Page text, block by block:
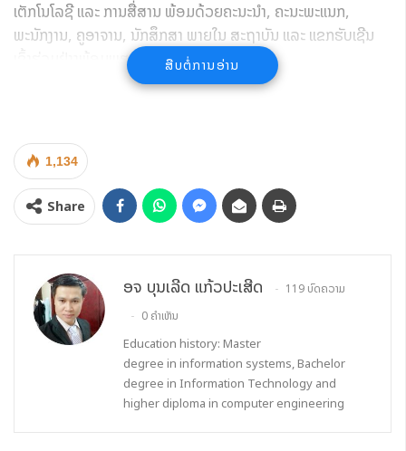
ເຕັກໂນໂລຊີ ແລະ ການສື່ສານ ພ້ອມດ້ວຍຄະນະນໍາ, ຄະນະພະແນກ,
ພະນັກງານ, ຄູອາຈານ, ນັກສຶກສາ ພາຍໃນ ສະຖາບັນ ແລະ ແຂກຮັບເຊີນ
ເຂົ້າຮ່ວມຢ່າງພ້ອມພຽງ.
ໂອກາດດັ່ງກ່າວ, ໄດ້ຮັບຊົມການສະແດງສິນລະປະບົດຟ້ອນ, ບົດເພັງ
ອວຍພອນຄູ ຂອງນ້ອງນັກສຶກສາ, ຮັບຊົມວິດີໂອເລົ່າປະຫວັດຫຍໍ້ຂອງ
ນາຍຄູຄໍາ,ການກຳເນີດວັນຄູ ແລະ ຄວາມເປັນມາຂອງວັນຄູແຫ່ງຊາດວັນທີ
ສືບຕໍ່ການອ່ານ
1,134
Share
ອຈ ບຸນເລີດ ແກ້ວປະເສີດ
119 ບົດຄວາມ
0 ຄຳເຫັນ
Education history: Master
degree in information systems, Bachelor
degree in Information Technology and
higher diploma in computer engineering